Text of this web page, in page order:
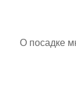
О посадке